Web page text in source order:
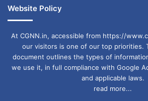
Website Policy
At CGNN.in, accessible from https://
our visitors is one of our top priorities.
document outlines the types of
we use it, in full compliance with Google
and applicable laws.
read more...